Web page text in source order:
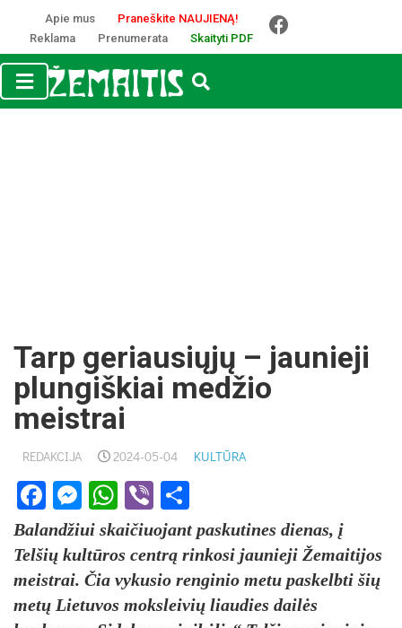
Apie mus
Praneškite NAUJIENĄ!
Reklama
Prenumerata Skaityti PDF
Tarp geriausiųjų – jaunieji
plungiškiai medžio
meistrai
REDAKCIJA 2024-05-04 KULTŪRA
Facebook
Messenger
WhatsApp
Viber
Balandžiui skaičiuojant paskutines dienas, į
Telšių kultūros centrą rinkosi jaunieji Žemaitijos
meistrai. Čia vykusio renginio metu paskelbti šių
metų Lietuvos moksleivių liaudies dailės